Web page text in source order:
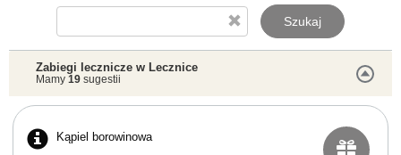
Szukaj
Zabiegi lecznicze w Lecznice
Mamy 19sugestii
Kąpiel borowinowa